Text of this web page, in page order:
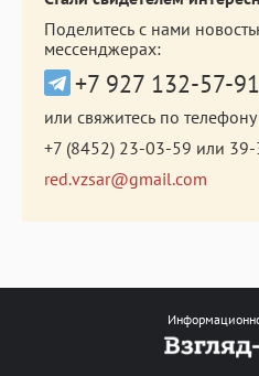
Поделитесь с нами
мессенджерах:
+7 927 132-57-91
или свяжитесь по
+7 (8452) 23-03-59 или 39-
red.vzsar@gmail.com